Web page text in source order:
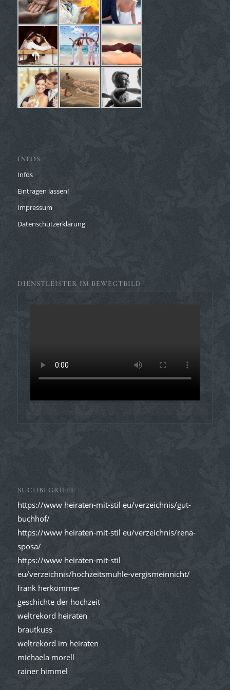
INFOS
Infos
Eintragen lassen!
Impressum
Datenschutzerklärung
DIENSTLEISTER IM BEWEGTBILD
SUCHBEGRIFFE
https://www heiraten-mit-stil eu/verzeichnis/gut-
buchhof/
https://www heiraten-mit-stil eu/verzeichnis/rena-
sposa/
https://www heiraten-mit-stil
eu/verzeichnis/hochzeitsmuhle-vergismeinnicht/
frank herkommer
geschichte der hochzeit
weltrekord heiraten
brautkuss
weltrekord im heiraten
michaela morell
rainer himmel